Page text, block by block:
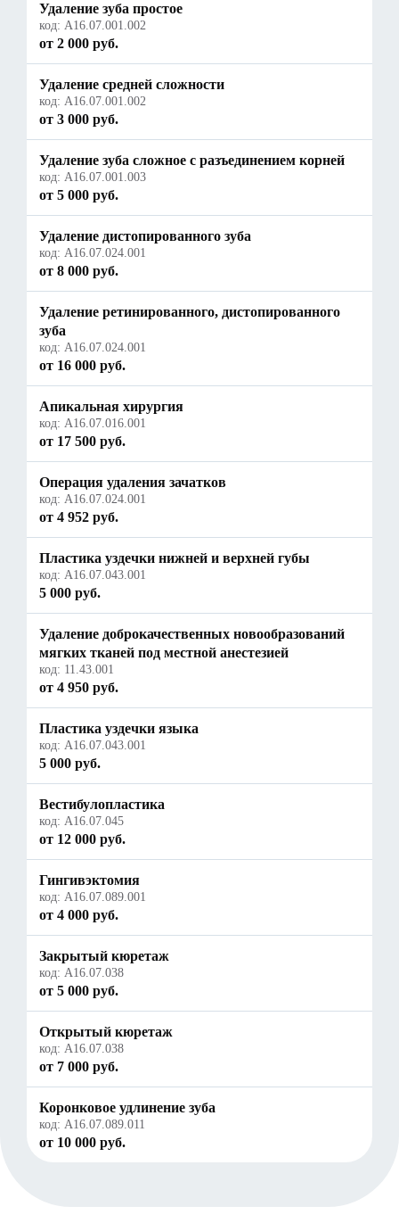
Удаление зуба простое
код: А16.07.001.002
от 2 000 руб.
Удаление средней сложности
код: А16.07.001.002
от 3 000 руб.
Удаление зуба сложное с разъединением корней
код: А16.07.001.003
от 5 000 руб.
Удаление дистопированного зуба
код: A16.07.024.001
от 8 000 руб.
Удаление ретинированного, дистопированного
зуба
код: A16.07.024.001
от 16 000 руб.
Апикальная хирургия
код: А16.07.016.001
от 17 500 руб.
Операция удаления зачатков
код: A16.07.024.001
от 4 952 руб.
Пластика уздечки нижней и верхней губы
код: А16.07.043.001
5 000 руб.
Удаление доброкачественных новообразований
мягких тканей под местной анестезией
код: 11.43.001
от 4 950 руб.
Пластика уздечки языка
код: А16.07.043.001
5 000 руб.
Вестибулопластика
код: A16.07.045
от 12 000 руб.
Гингивэктомия
код: A16.07.089.001
от 4 000 руб.
Закрытый кюретаж
код: A16.07.038
от 5 000 руб.
Открытый кюретаж
код: A16.07.038
от 7 000 руб.
Коронковое удлинение зуба
код: A16.07.089.011
от 10 000 руб.